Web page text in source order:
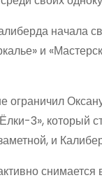
начала
и
ограничил
3», который
и
снимается